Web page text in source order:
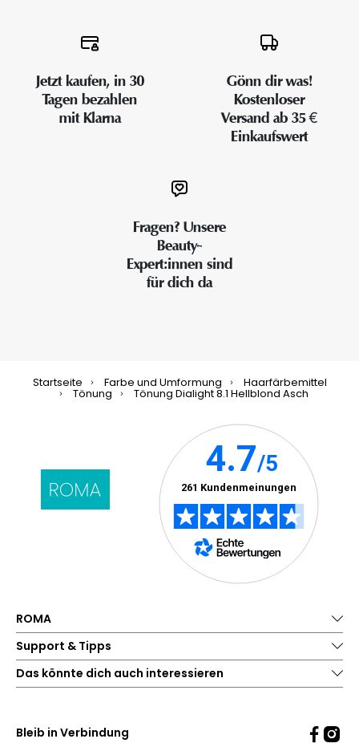
Jetzt kaufen, in 30
Tagen bezahlen
mit Klarna
Gönn dir was!
Kostenloser
Versand ab 35 €
Einkaufswert
Fragen? Unsere
Beauty-
Expert:innen sind
für dich da
Startseite Farbe und Umformung Haarfärbemittel
Tönung Tönung Dialight 8.1 Hellblond Asch
ROMA
Support & Tipps
Das könnte dich auch interessieren
Bleib in Verbindung